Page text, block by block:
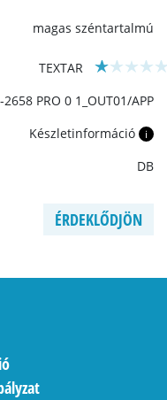
magas széntartalmú
TEXTAR
2658 PRO 0 1_OUT01/APP
Készletinformáció i
DB
ÉRDEKLŐDJÖN